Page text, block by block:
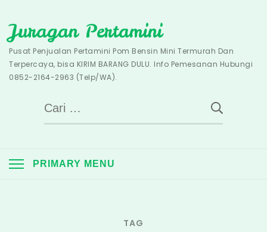
to
content
Juragan Pertamini
Pusat Penjualan Pertamini Pom Bensin Mini Termurah Dan
Terpercaya, bisa KIRIM BARANG DULU. Info Pemesanan Hubungi
0852-2164-2963 (Telp/WA).
Cari
untuk:
PRIMARY MENU
TAG